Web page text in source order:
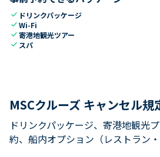
check ドリンクパッケージ
checkWi-Fi
check寄港地観光ツアー
check スパ
MSCクルーズ キャンセル規
ドリンクパッケージ、寄港地観光
約、船内オプション（レストラン・